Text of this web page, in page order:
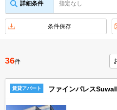
物
不
TOP
詳細条件 指定なし
条件保存
36件
賃貸アパート ファインパレス